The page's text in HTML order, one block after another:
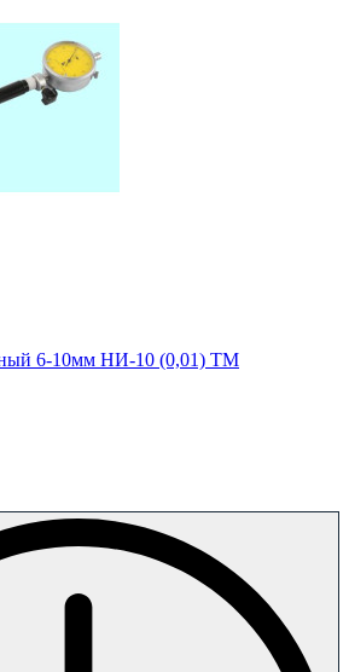
6-10мм НИ-10 (0,01) ТМ